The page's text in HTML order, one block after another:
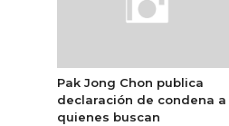
Pak Jong Chon publica
declaración de condena a
quienes buscan